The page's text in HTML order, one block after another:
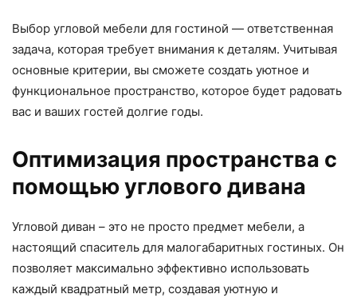
Выбор угловой мебели для гостиной — ответственная
задача, которая требует внимания к деталям. Учитывая
основные критерии, вы сможете создать уютное и
функциональное пространство, которое будет радовать
вас и ваших гостей долгие годы.
Оптимизация пространства с
помощью углового дивана
Угловой диван – это не просто предмет мебели, а
настоящий спаситель для малогабаритных гостиных. Он
позволяет максимально эффективно использовать
каждый квадратный метр, создавая уютную и